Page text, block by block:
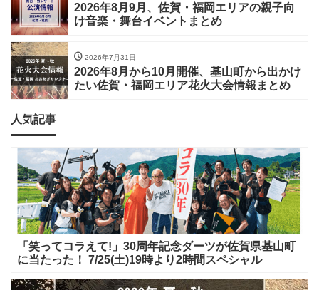
2026年8月9月、佐賀・福岡エリアの親子向
け音楽・舞台イベントまとめ
2026年7月31日
2026年8月から10月開催、基山町から出かけ
たい佐賀・福岡エリア花火大会情報まとめ
人気記事
「笑ってコラえて!」30周年記念ダーツが佐賀県基山町
に当たった！ 7/25(土)19時より2時間スペシャル